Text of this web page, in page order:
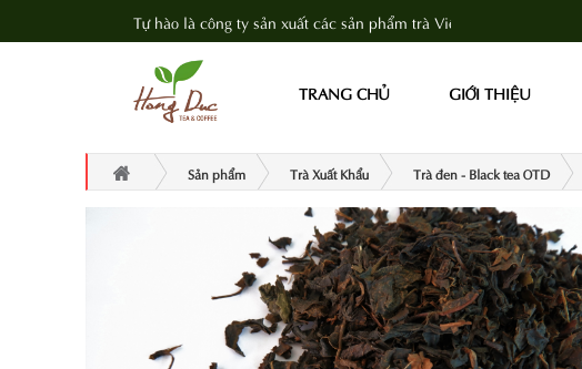
Tự hào là công ty sản xuất các sản phẩm trà Việt Nam
TRANG CHỦ GIỚI THIỆU
Sản phẩm Trà Xuất Khẩu Trà đen - Black tea OTD